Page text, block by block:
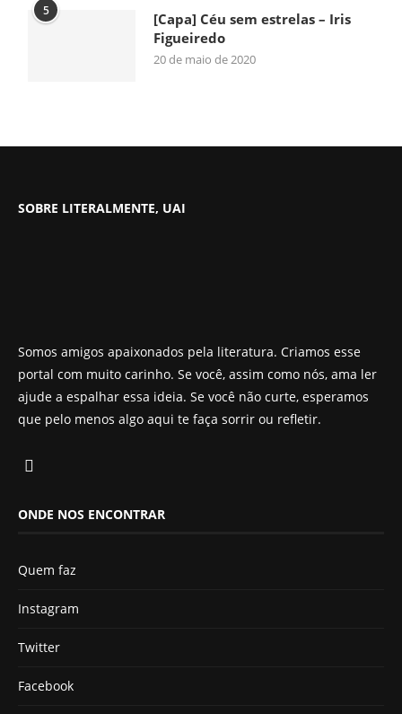
5
[Capa] Céu sem estrelas – Iris
Figueiredo
20 de maio de 2020
SOBRE LITERALMENTE, UAI
Somos amigos apaixonados pela literatura. Criamos esse
portal com muito carinho. Se você, assim como nós, ama ler
ajude a espalhar essa ideia. Se você não curte, esperamos
que pelo menos algo aqui te faça sorrir ou refletir.
ONDE NOS ENCONTRAR
Quem faz
Instagram
Twitter
Facebook